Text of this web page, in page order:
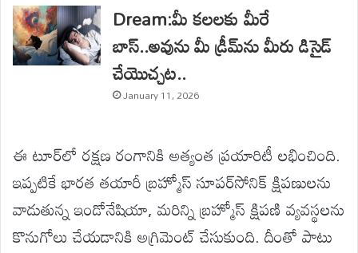
Dream:మీ కలలకు మీరే
బాస్..అవును మీ డ్రీమ్‌ను మీరు డిసైడ్
చేయొచ్చట..
January 11, 2026
ఈ టూర్‌లో రక్షణ రంగానికి అత్యంత ప్రయారిటీ లభించింది.
ఇప్పటికే భారత తయారీ బ్రహ్మోస్ సూపర్‌సోనిక్ క్షిపణులను
వాడుతున్న ఇండోనేషియా, మరిన్ని బ్రహ్మోస్ క్షిపణి వ్యవస్థలను
కొనుగోలు చేయడానికి అగ్రిమెంట్‌ చేసుకుంది. దీంతో పాటు